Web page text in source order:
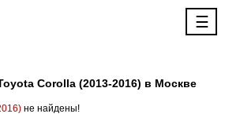
☰
Corolla (2013-2016) в Москве
не найдены!